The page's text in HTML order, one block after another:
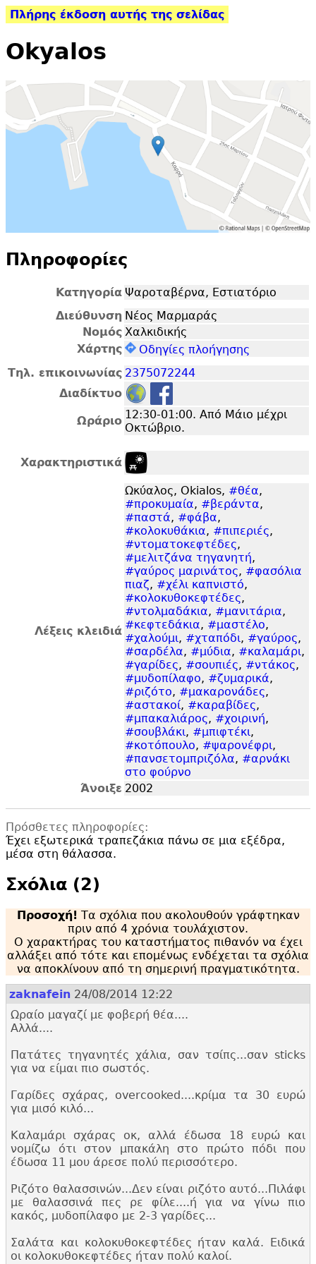
Πλήρης έκδοση αυτής της σελίδας
Okyalos
Πληροφορίες
Κατηγορία Ψαροταβέρνα, Εστιατόριο
Διεύθυνση Νέος Μαρμαράς
Νομός Χαλκιδικής
Χάρτης
Οδηγίες πλοήγησης
Τηλ. επικοινωνίας 2375072244
Διαδίκτυο
Ωράριο 12:30-01:00. Από Μάιο μέχρι
Οκτώβριο.
Χαρακτηριστικά
Λέξεις κλειδιά
Ωκύαλος, Okialos, #θέα,
#προκυμαία, #βεράντα,
#παστά, #φάβα,
#κολοκυθάκια, #πιπεριές,
#ντοματοκεφτέδες,
#μελιτζάνα τηγανητή,
#γαύρος μαρινάτος, #φασόλια
πιαζ, #χέλι καπνιστό,
#κολοκυθοκεφτέδες,
#ντολμαδάκια, #μανιτάρια,
#κεφτεδάκια, #μαστέλο,
#χαλούμι, #χταπόδι, #γαύρος,
#σαρδέλα, #μύδια, #καλαμάρι,
#γαρίδες, #σουπιές, #ντάκος,
#μυδοπίλαφο, #ζυμαρικά,
#ριζότο, #μακαρονάδες,
#αστακοί, #καραβίδες,
#μπακαλιάρος, #χοιρινή,
#σουβλάκι, #μπιφτέκι,
#κοτόπουλο, #ψαρονέφρι,
#πανσετομπριζόλα, #αρνάκι
στο φούρνο
Άνοιξε 2002
Πρόσθετες πληροφορίες:
Έχει εξωτερικά τραπεζάκια πάνω σε μια εξέδρα,
μέσα στη θάλασσα.
Σxόλια (2)
Προσοχή! Τα σχόλια που ακολουθούν γράφτηκαν
πριν από 4 χρόνια τουλάχιστον.
Ο χαρακτήρας του καταστήματος πιθανόν να έχει
αλλάξει από τότε και επομένως ενδέχεται τα σχόλια
να αποκλίνουν από τη σημερινή πραγματικότητα.
zaknafein 24/08/2014 12:22
Ωραίο μαγαζί με φοβερή θέα....
Αλλά....
Πατάτες τηγανητές χάλια, σαν τσίπς...σαν sticks
για να είμαι πιο σωστός.
Γαρίδες σχάρας, overcooked....κρίμα τα 30 ευρώ
για μισό κιλό...
Καλαμάρι σχάρας οκ, αλλά έδωσα 18 ευρώ και
νομίζω ότι στον μπακάλη στο πρώτο πόδι που
έδωσα 11 μου άρεσε πολύ περισσότερο.
Ριζότο θαλασσινών...Δεν είναι ριζότο αυτό...Πιλάφι
με θαλασσινά πες ρε φίλε....ή για να γίνω πιο
κακός, μυδοπίλαφο με 2-3 γαρίδες...
Σαλάτα και κολοκυθοκεφτέδες ήταν καλά. Ειδικά
οι κολοκυθοκεφτέδες ήταν πολύ καλοί.